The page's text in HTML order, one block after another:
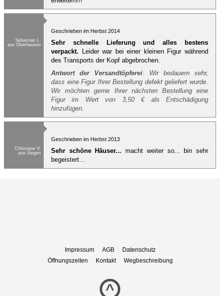
Sebastian L.
aus Oberhausen
Geschrieben im Herbst 2014
Sehr schnelle Lieferung und alles bestens
verpackt. Leider war bei einer kleinen Figur während
des Transports der Kopf abgebrochen.
Antwort der Versandtöpferei: Wir bedauern sehr,
dass eine Figur Ihrer Bestellung defekt geliefert wurde.
Wir möchten gerne Ihrer nächsten Bestellung eine
Figur im Wert von 3,50 € als Entschädigung
hinzufügen.
Christiane V.
aus Siegen
Geschrieben im Herbst 2013
Sehr schöne Häuser... macht weiter so... bin sehr
begeistert...
Impressum AGB
Datenschutz
Öffnungszeiten
Kontakt Wegbeschreibung
^